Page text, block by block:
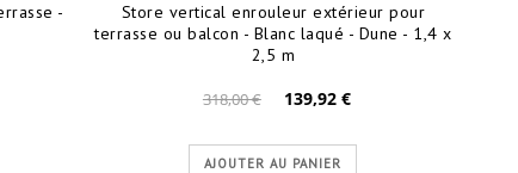
-
Store vertical enrouleur extérieur pour
terrasse ou balcon - Blanc laqué - Dune - 1,4 x
2,5 m
318,00 € 139,92 €
AJOUTER AU PANIER